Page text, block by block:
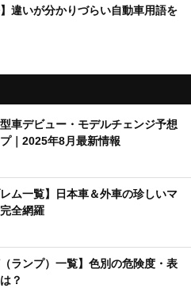
】違いが分かりづらい自動車用語を
型車デビュー・モデルチェンジ予想
｜2025年8月最新情報
レム一覧】日本車＆外車の珍しいマ
全網羅
（ランプ）一覧】色別の危険度・表
？